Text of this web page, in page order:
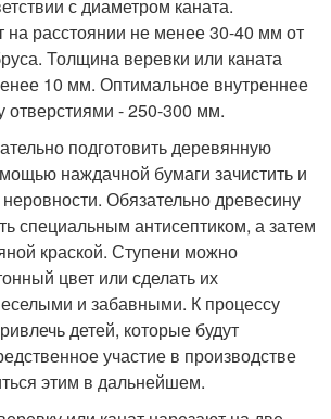
с диаметром каната.
на расстоянии не менее 30-40 мм от
Толщина веревки или каната
10 мм. Оптимальное внутреннее
отверстиями - 250-300 мм.
подготовить деревянную
наждачной бумаги зачистить и
Обязательно древесину
специальным антисептиком, а затем
краской. Ступени можно
цвет или сделать их
и забавными. К процессу
детей, которые будут
участие в производстве
этим в дальнейшем.